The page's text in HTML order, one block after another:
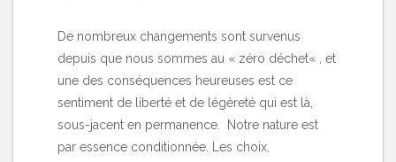
De nombreux changements sont survenus
depuis que nous sommes au « zéro déchet« , et
une des conséquences heureuses est ce
sentiment de liberté et de légèreté qui est là,
sous-jacent en permanence. Notre nature est
par essence conditionnée. Les choix,